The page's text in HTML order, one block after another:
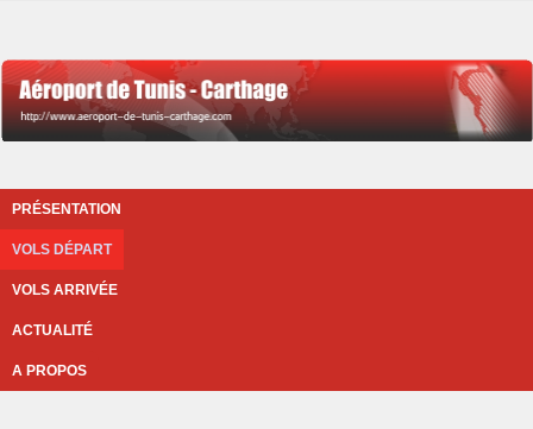
PRÉSENTATION
VOLS DÉPART
VOLS ARRIVÉE
ACTUALITÉ
A PROPOS